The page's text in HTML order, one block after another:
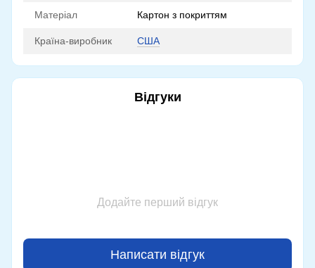
Матеріал Картон з покриттям
Країна-виробник США
Відгуки
Додайте перший відгук
Написати відгук